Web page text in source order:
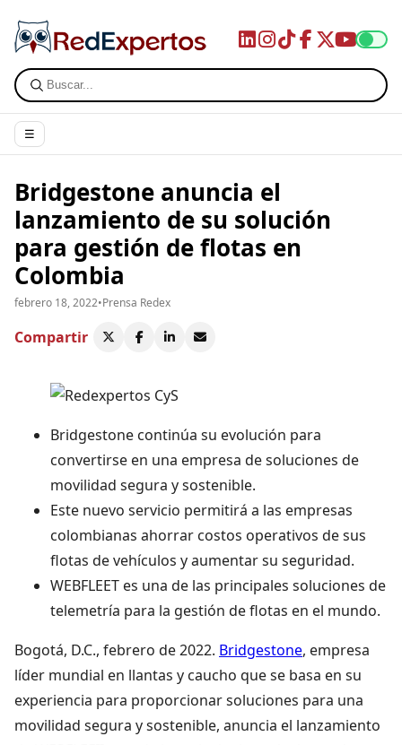
☰
Bridgestone anuncia el
lanzamiento de su solución
para gestión de flotas en
Colombia
febrero 18, 2022•Prensa Redex
Compartir
Bridgestone continúa su evolución para
convertirse en una empresa de soluciones de
movilidad segura y sostenible.
Este nuevo servicio permitirá a las empresas
colombianas ahorrar costos operativos de sus
flotas de vehículos y aumentar su seguridad.
WEBFLEET es una de las principales soluciones de
telemetría para la gestión de flotas en el mundo.
Bogotá, D.C., febrero de 2022. Bridgestone, empresa
líder mundial en llantas y caucho que se basa en su
experiencia para proporcionar soluciones para una
movilidad segura y sostenible, anuncia el lanzamiento